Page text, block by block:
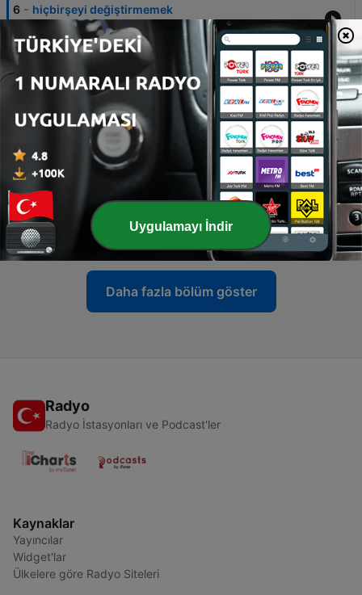
6 - hiçbirşeyi değiştirmemek
08 Ara 2023
5 yalanın icadı
06 Ara 2023
4 - saadet (ponzi) zinciri nedir ?
3 - yürümenin felsefesi
02 Ara 2023
2 - spotify özeti 2023
30 Kas 2023
Daha fazla bölüm göster
Radyo
Radyo İstasyonları ve Podcast'ler
Kaynaklar
Yayıncılar
Widget'lar
Ülkelere göre Radyo Siteleri
Uygulamayı İndir